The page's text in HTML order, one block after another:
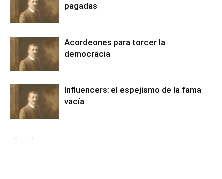
pagadas
Acordeones para torcer la
democracia
Influencers: el espejismo de la fama
vacía